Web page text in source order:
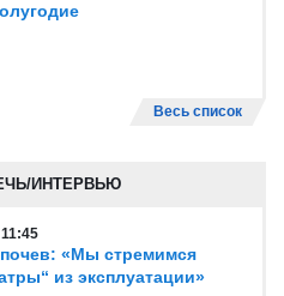
Весь список
ИНТЕРВЬЮ
11:45
«Мы стремимся
из эксплуатации»